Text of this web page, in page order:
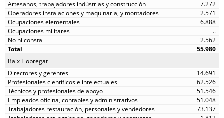
7.272
2.571
6.888
..
2.562
55.980
Baix Llobregat
14.691
62.526
51.546
51.048
73.137